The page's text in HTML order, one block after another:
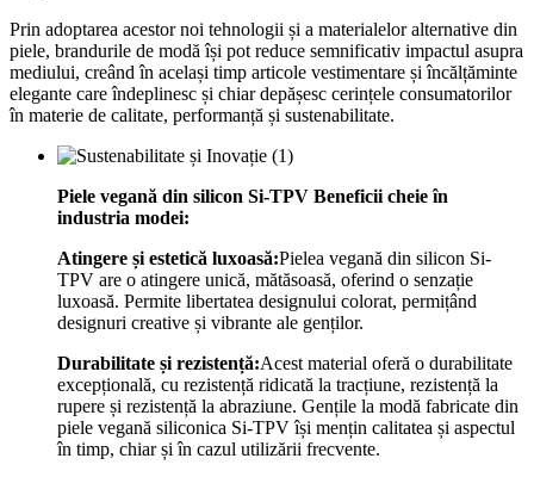
Prin adoptarea acestor noi tehnologii și a materialelor alternative din
piele, brandurile de modă își pot reduce semnificativ impactul asupra
mediului, creând în același timp articole vestimentare și încălțăminte
elegante care îndeplinesc și chiar depășesc cerințele consumatorilor
în materie de calitate, performanță și sustenabilitate.
Piele vegană din silicon Si-TPV Beneficii cheie în
industria modei:
Atingere și estetică luxoasă:Pielea vegană din silicon Si-
TPV are o atingere unică, mătăsoasă, oferind o senzație
luxoasă. Permite libertatea designului colorat, permițând
designuri creative și vibrante ale genților.
Durabilitate și rezistență:Acest material oferă o durabilitate
excepțională, cu rezistență ridicată la tracțiune, rezistență la
rupere și rezistență la abraziune. Gențile la modă fabricate din
piele vegană siliconica Si-TPV își mențin calitatea și aspectul
în timp, chiar și în cazul utilizării frecvente.